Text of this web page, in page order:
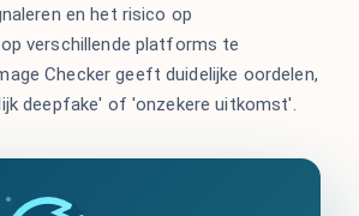
en het risico op
verschillende platforms te
Checker geeft duidelijke oordelen,
deepfake' of 'onzekere uitkomst'.